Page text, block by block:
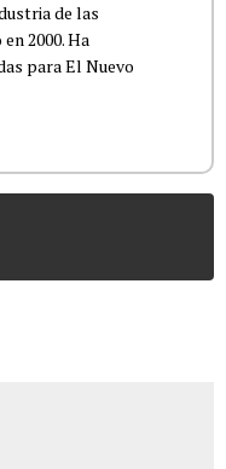
de las
2000. Ha
para El Nuevo